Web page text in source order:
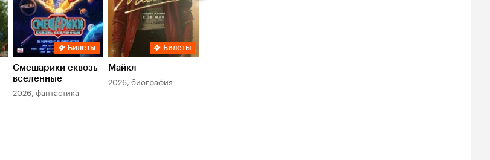
Билеты
Смешарики сквозь
вселенные
2026, фантастика
Билеты
Майкл
2026, биография